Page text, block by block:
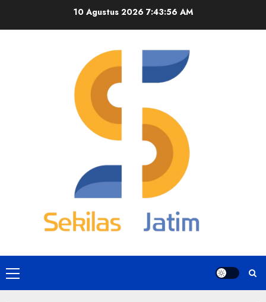
10 Agustus 20267:43:57 AM
Primary
Menu